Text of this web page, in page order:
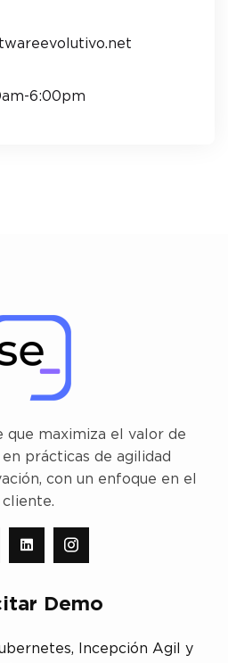
6:00pm
que maximiza el valor de
prácticas de agilidad
con un enfoque en el
cliente.
Demo
Incepción Agil y